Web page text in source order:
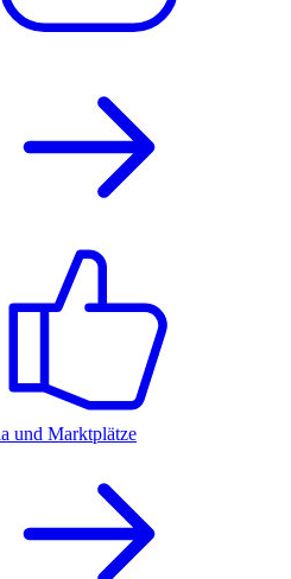
und Marktplätze